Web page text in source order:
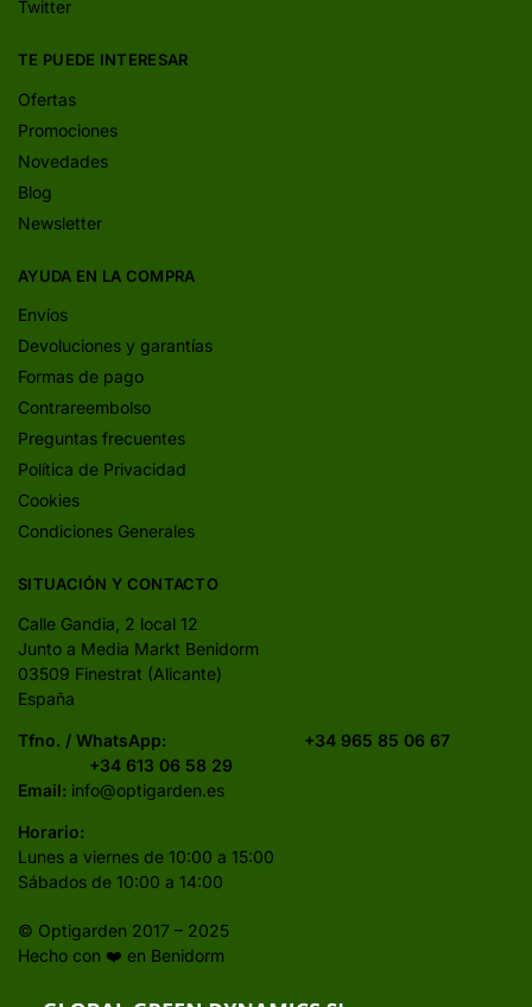
Twitter
TE PUEDE INTERESAR
Ofertas
Promociones
Novedades
Blog
Newsletter
AYUDA EN LA COMPRA
Envíos
Devoluciones y garantías
Formas de pago
Contrareembolso
Preguntas frecuentes
Política de Privacidad
Cookies
Condiciones Generales
SITUACIÓN Y CONTACTO
Calle Gandia, 2 local 12
Junto a Media Markt Benidorm
03509 Finestrat (Alicante)
España
Tfno. / WhatsApp: +34 965 85 06 67
+34 613 06 58 29
Email: info@optigarden.es
Horario:
Lunes a viernes de 10:00 a 15:00
Sábados de 10:00 a 14:00
© Optigarden 2017 – 2025
Hecho con ❤️ en Benidorm